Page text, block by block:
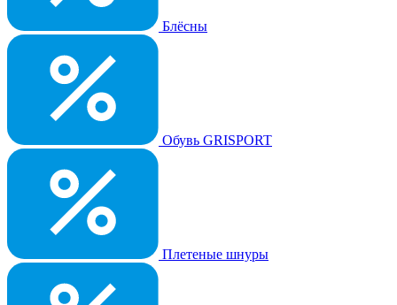
Блёсны
Обувь GRISPORT
Плетеные шнуры